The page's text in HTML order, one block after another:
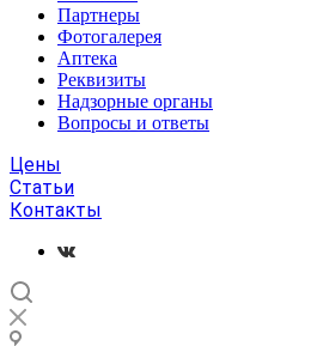
Партнеры
Фотогалерея
Аптека
Реквизиты
Надзорные органы
Вопросы и ответы
Цены
Статьи
Контакты